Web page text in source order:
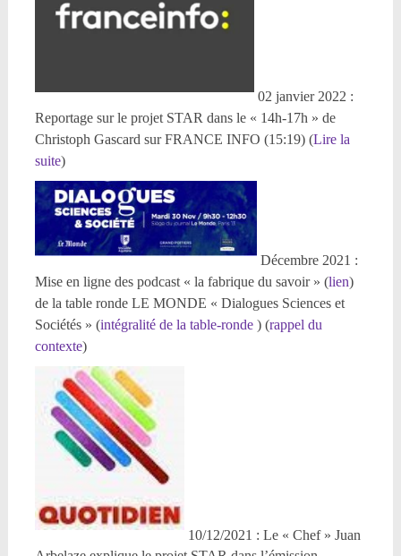
02 janvier 2022 :
Reportage sur le projet STAR dans le « 14h-17h » de
Christoph Gascard sur FRANCE INFO (15:19) (Lire la
suite)
Décembre 2021 :
Mise en ligne des podcast « la fabrique du savoir » (lien)
de la table ronde LE MONDE « Dialogues Sciences et
Sociétés » (intégralité de la table-ronde) (rappel du
contexte)
10/12/2021 : Le « Chef » Juan